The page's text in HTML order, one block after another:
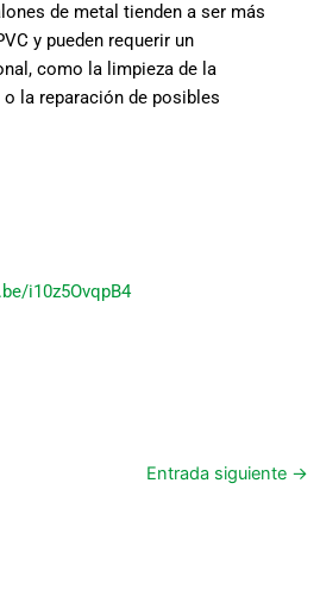
de metal tienden a ser más
y pueden requerir un
como la limpieza de la
la reparación de posibles
i10z5OvqpB4
Entrada siguiente →